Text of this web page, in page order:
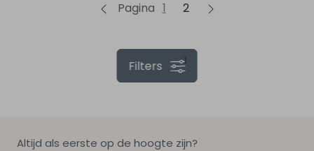
Pagina 1 2
1
Filters
Altijd als eerste op de hoogte zijn?